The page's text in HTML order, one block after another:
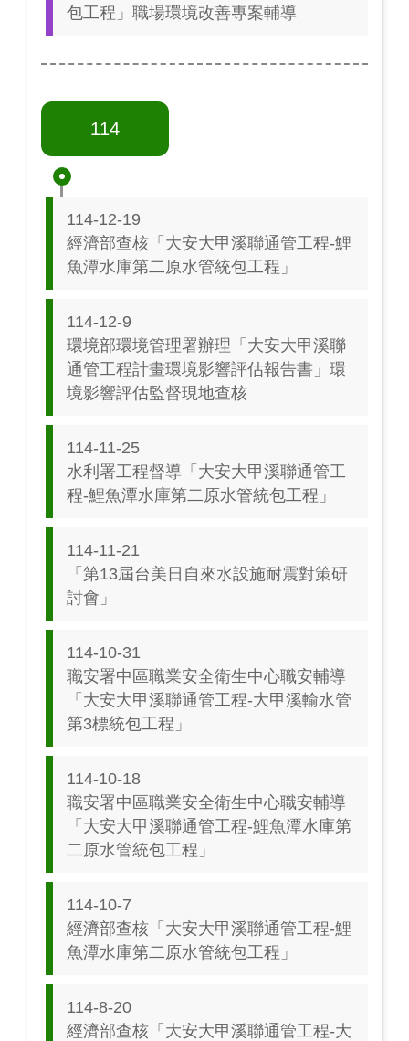
包工程」職場環境改善專案輔導
114
114-12-19
經濟部查核「大安大甲溪聯通管工程-鯉
魚潭水庫第二原水管統包工程」
114-12-9
環境部環境管理署辦理「大安大甲溪聯
通管工程計畫環境影響評估報告書」環
境影響評估監督現地查核
114-11-25
水利署工程督導「大安大甲溪聯通管工
程-鯉魚潭水庫第二原水管統包工程」
114-11-21
「第13屆台美日自來水設施耐震對策研
討會」
114-10-31
職安署中區職業安全衛生中心職安輔導
「大安大甲溪聯通管工程-大甲溪輸水管
第3標統包工程」
114-10-18
職安署中區職業安全衛生中心職安輔導
「大安大甲溪聯通管工程-鯉魚潭水庫第
二原水管統包工程」
114-10-7
經濟部查核「大安大甲溪聯通管工程-鯉
魚潭水庫第二原水管統包工程」
114-8-20
經濟部查核「大安大甲溪聯通管工程-大